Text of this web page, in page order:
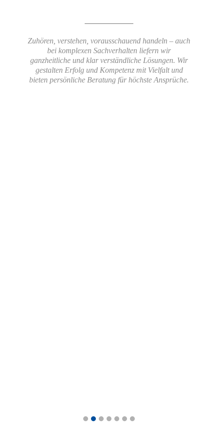
Zuhören, verstehen, vorausschauend handeln – auch
bei komplexen Sachverhalten liefern wir
ganzheitliche und klar verständliche Lösungen. Wir
gestalten Erfolg und Kompetenz mit Vielfalt und
bieten persönliche Beratung für höchste Ansprüche.